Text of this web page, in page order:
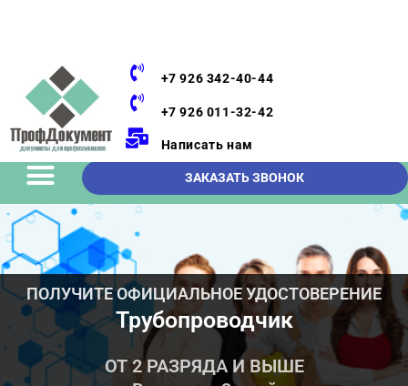
+7 926 342-40-44
+7 926 011-32-42
Написать нам
ЗАКАЗАТЬ ЗВОНОК
ПОЛУЧИТЕ ОФИЦИАЛЬНОЕ УДОСТОВЕРЕНИЕ
Трубопроводчик
ОТ 2 РАЗРЯДА И ВЫШЕ